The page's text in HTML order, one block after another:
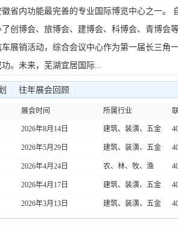
省内功能最完善的专业国际博览中心之一。
创博会、旅博会、建博会、科博会、青博会
展销活动，综合会议中心作为第一届长三角
。未来，芜湖宜居国际...
往年展会回顾
展会时间 所属行业
2026年8月14日 建筑、装潢、五金
2026年5月29日 建筑、装潢、五金
2026年4月24日 农、林、牧、渔
2026年4月17日 建筑、装潢、五金
2026年3月13日 建筑、装潢、五金